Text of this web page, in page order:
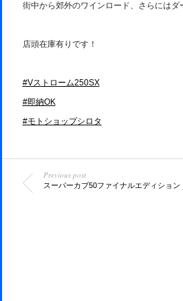
街中から郊外のワインロード、さらには
店頭在庫有りです！
#Vストローム250SX
#即納OK
#モトショップシロタ
Previous post
スーパーカブ50ファイナルエディション